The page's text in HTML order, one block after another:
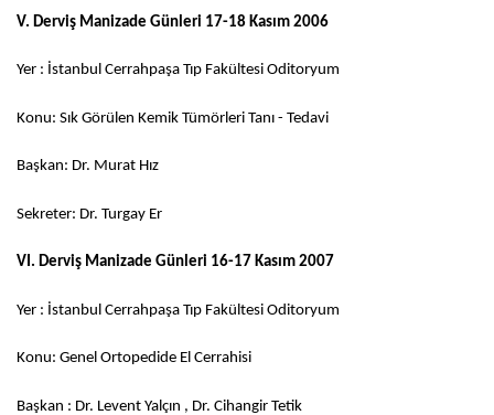
V. Derviş Manizade Günleri 17-18 Kasım 2006
Yer : İstanbul Cerrahpaşa Tıp Fakültesi Oditoryum
Konu: Sık Görülen Kemik Tümörleri Tanı - Tedavi
Başkan: Dr. Murat Hız
Sekreter: Dr. Turgay Er
VI. Derviş Manizade Günleri 16-17 Kasım 2007
Yer : İstanbul Cerrahpaşa Tıp Fakültesi Oditoryum
Konu: Genel Ortopedide El Cerrahisi
Başkan : Dr. Levent Yalçın , Dr. Cihangir Tetik